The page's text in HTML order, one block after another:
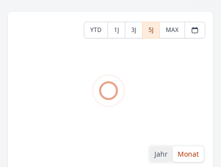
YTD 1J 3J 5J MAX
Jahr Monat